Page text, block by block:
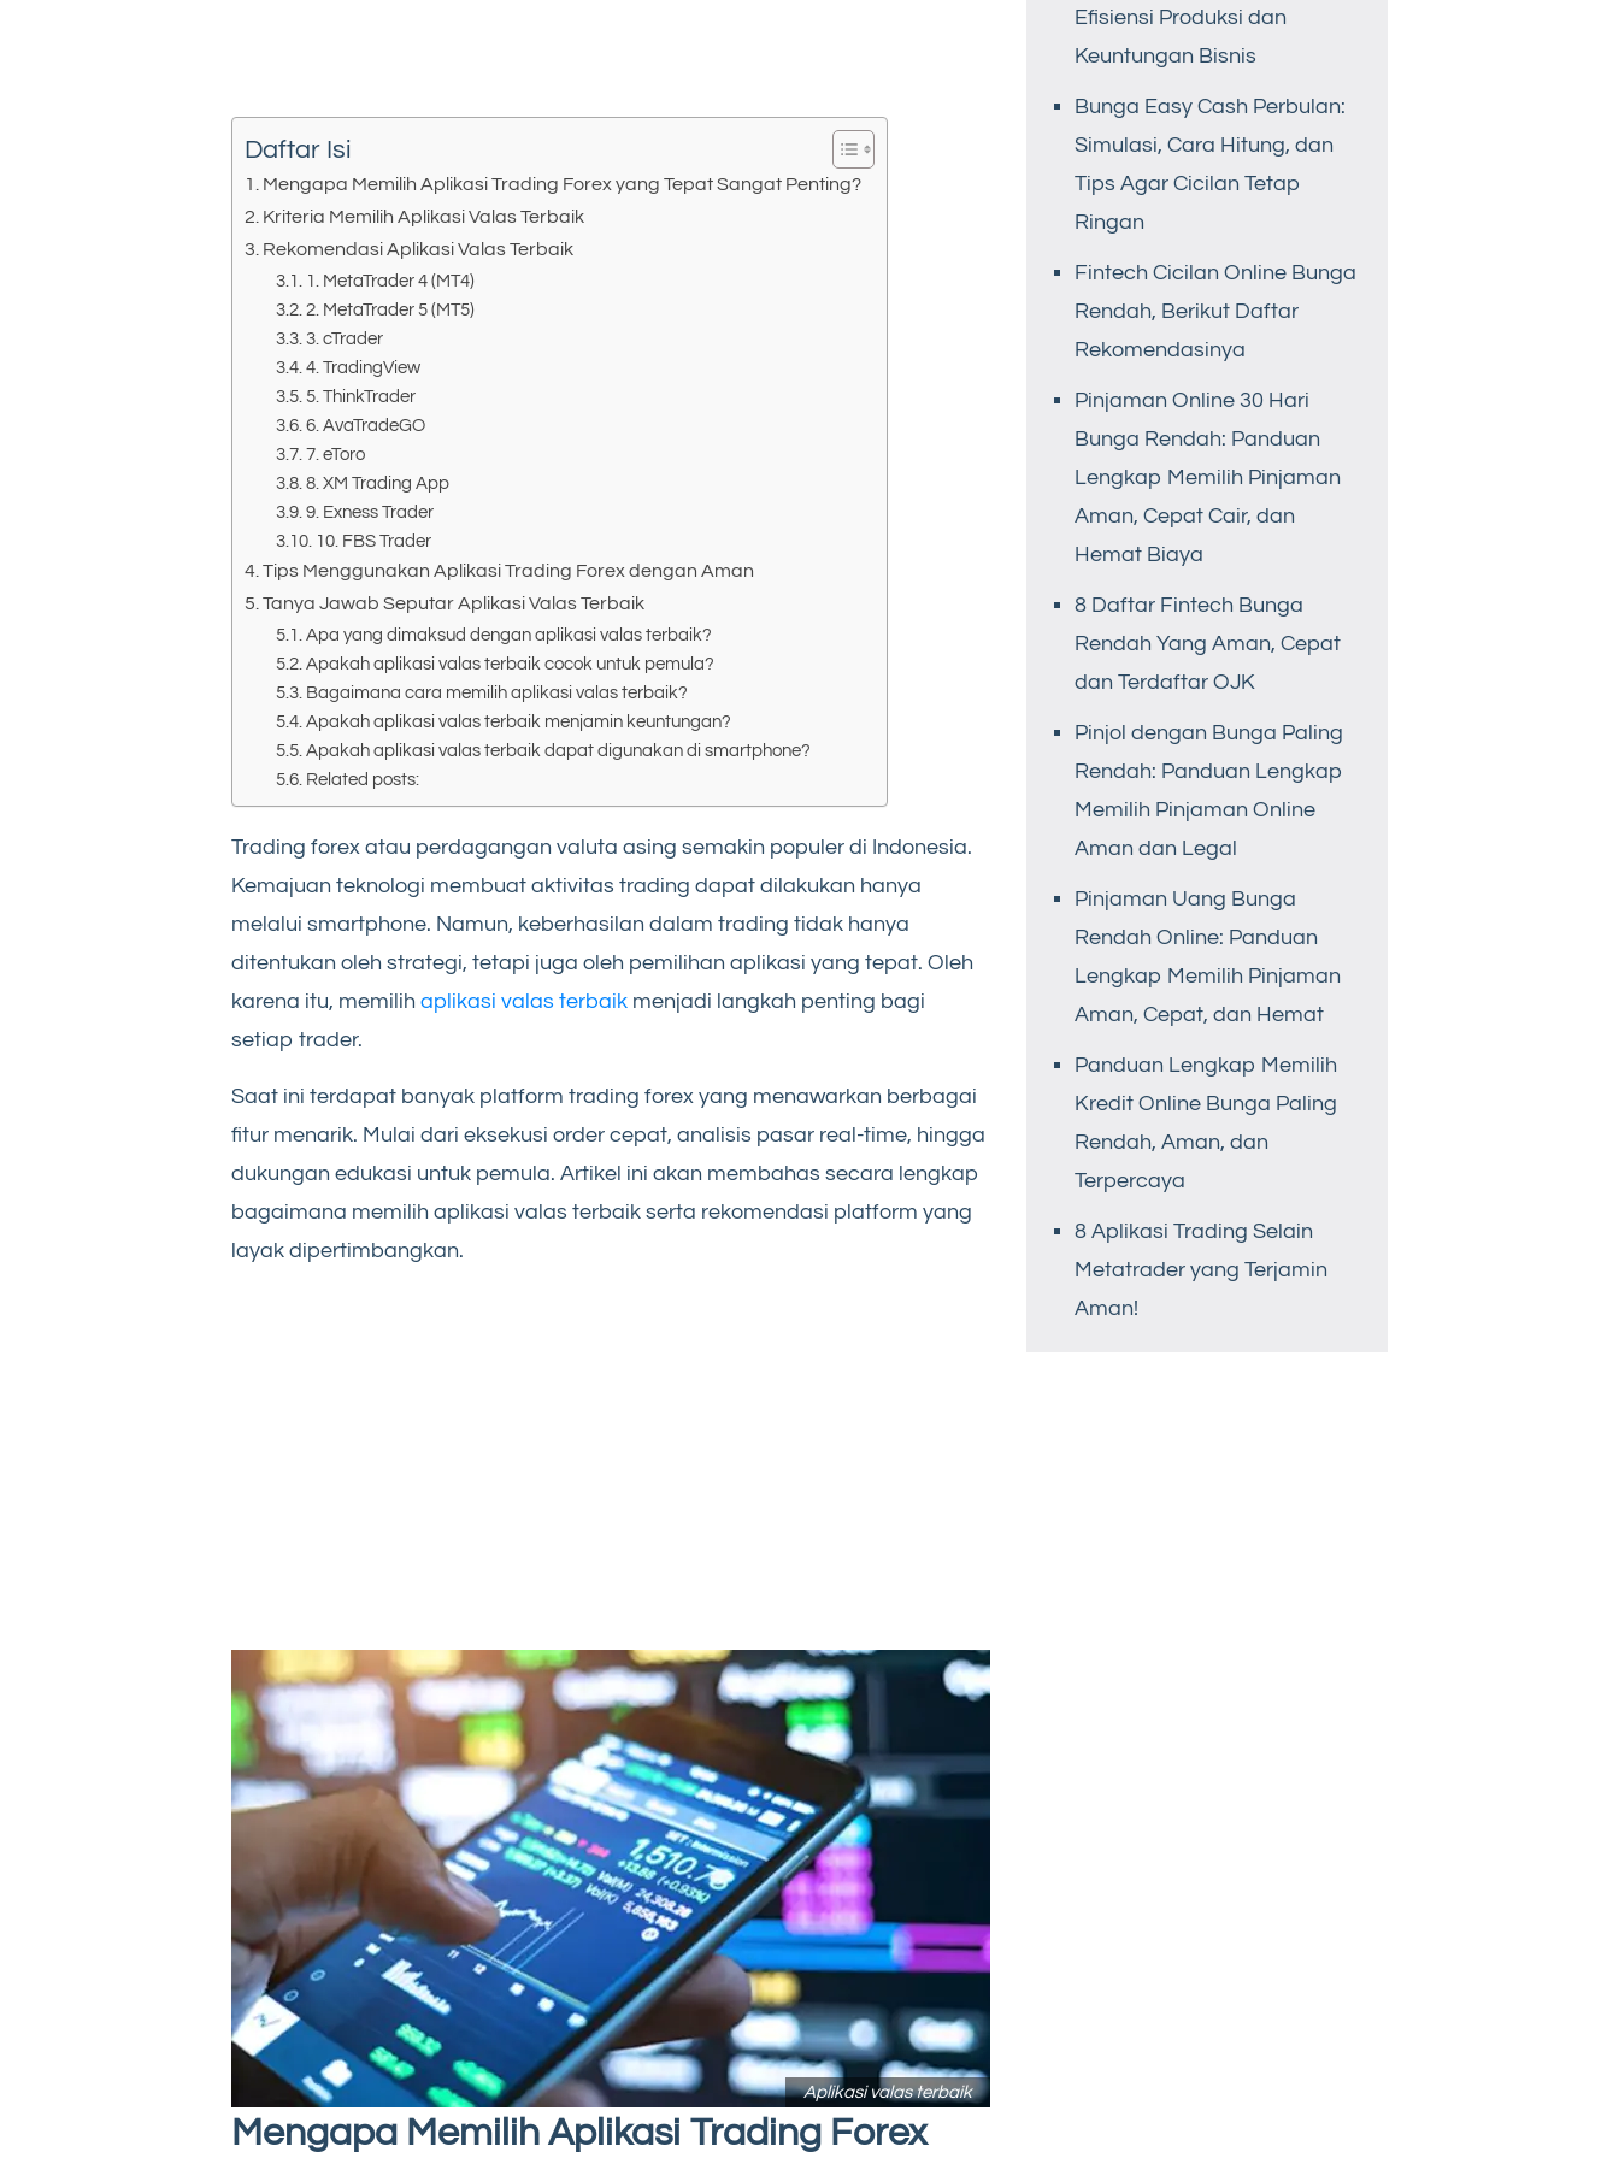
Daftar Isi
Mengapa Memilih Aplikasi Trading Forex yang Tepat Sangat Penting?
Kriteria Memilih Aplikasi Valas Terbaik
Rekomendasi Aplikasi Valas Terbaik
1. MetaTrader 4 (MT4)
2. MetaTrader 5 (MT5)
3. cTrader
4. TradingView
5. ThinkTrader
6. AvaTradeGO
7. eToro
8. XM Trading App
9. Exness Trader
10. FBS Trader
Tips Menggunakan Aplikasi Trading Forex dengan Aman
Tanya Jawab Seputar Aplikasi Valas Terbaik
Apa yang dimaksud dengan aplikasi valas terbaik?
Apakah aplikasi valas terbaik cocok untuk pemula?
Bagaimana cara memilih aplikasi valas terbaik?
Apakah aplikasi valas terbaik menjamin keuntungan?
Apakah aplikasi valas terbaik dapat digunakan di smartphone?
Related posts:
Trading forex atau perdagangan valuta asing semakin populer di Indonesia.
Kemajuan teknologi membuat aktivitas trading dapat dilakukan hanya
melalui smartphone. Namun, keberhasilan dalam trading tidak hanya
ditentukan oleh strategi, tetapi juga oleh pemilihan aplikasi yang tepat. Oleh
karena itu, memilih aplikasi valas terbaik menjadi langkah penting bagi
setiap trader.
Saat ini terdapat banyak platform trading forex yang menawarkan berbagai
fitur menarik. Mulai dari eksekusi order cepat, analisis pasar real-time, hingga
dukungan edukasi untuk pemula. Artikel ini akan membahas secara lengkap
bagaimana memilih aplikasi valas terbaik serta rekomendasi platform yang
layak dipertimbangkan.
Aplikasi valas terbaik
Mengapa Memilih Aplikasi Trading Forex
Efisiensi Produksi dan
Keuntungan Bisnis
Bunga Easy Cash Perbulan:
Simulasi, Cara Hitung, dan
Tips Agar Cicilan Tetap
Ringan
Fintech Cicilan Online Bunga
Rendah, Berikut Daftar
Rekomendasinya
Pinjaman Online 30 Hari
Bunga Rendah: Panduan
Lengkap Memilih Pinjaman
Aman, Cepat Cair, dan
Hemat Biaya
8 Daftar Fintech Bunga
Rendah Yang Aman, Cepat
dan Terdaftar OJK
Pinjol dengan Bunga Paling
Rendah: Panduan Lengkap
Memilih Pinjaman Online
Aman dan Legal
Pinjaman Uang Bunga
Rendah Online: Panduan
Lengkap Memilih Pinjaman
Aman, Cepat, dan Hemat
Panduan Lengkap Memilih
Kredit Online Bunga Paling
Rendah, Aman, dan
Terpercaya
8 Aplikasi Trading Selain
Metatrader yang Terjamin
Aman!